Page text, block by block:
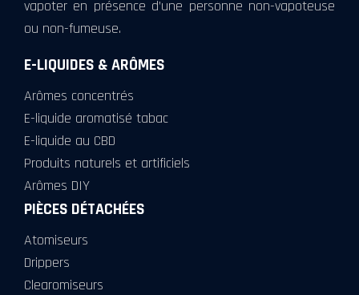
vapoter en présence d’une personne non-vapoteuse
ou non-fumeuse.
E-LIQUIDES & ARÔMES
Arômes concentrés
E-liquide aromatisé tabac
E-liquide au CBD
Produits naturels et artificiels
Arômes DIY
PIÈCES DÉTACHÉES
Atomiseurs
Drippers
Clearomiseurs